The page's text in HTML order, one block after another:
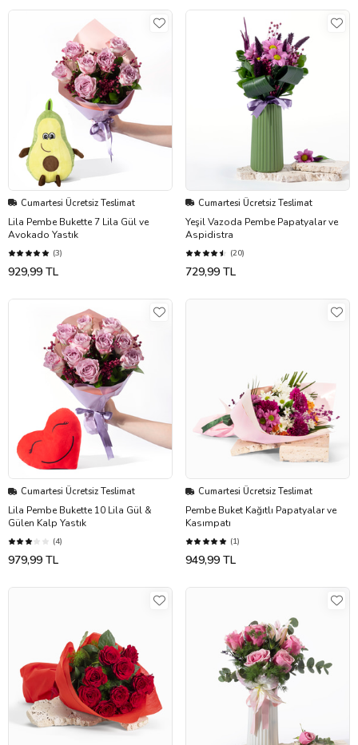
Cumartesi Ücretsiz Teslimat
Lila Pembe Bukette 7 Lila Gül ve
Avokado Yastık
(3)
929,99 TL
Cumartesi Ücretsiz Teslimat
Yeşil Vazoda Pembe Papatyalar ve
Aspidistra
(20)
729,99 TL
Cumartesi Ücretsiz Teslimat
Lila Pembe Bukette 10 Lila Gül &
Gülen Kalp Yastık
(4)
979,99 TL
Cumartesi Ücretsiz Teslimat
Pembe Buket Kağıtlı Papatyalar ve
Kasımpatı
(1)
949,99 TL